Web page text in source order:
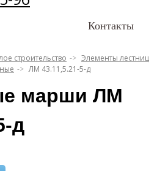
Контакты
строительство
Элементы лестниц
ЛМ 43.11,5.21-5-д
марши ЛМ
д